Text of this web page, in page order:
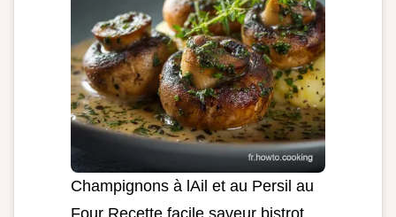
Champignons à lAil et au Persil au